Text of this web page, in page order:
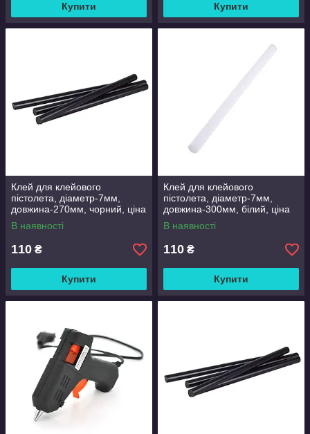
Купити Купити
Клей для клейового
пістолета, діаметр-7мм,
довжина-270мм, чорний, ціна
за штуку
В наявності
110 ₴
Купити
Клей для клейового
пістолета, діаметр-7мм,
довжина-300мм, білий, ціна
за штуку
В наявності
110 ₴
Купити